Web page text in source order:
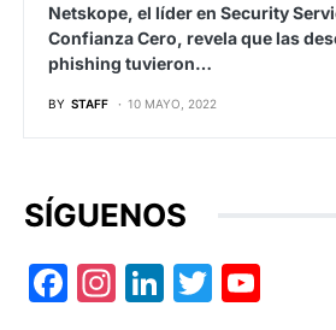
Netskope, el líder en Security
Confianza Cero, revela que las
phishing tuvieron…
BY STAFF 10 MAYO, 2022
SÍGUENOS
Facebook
Instagram
LinkedIn
Twitter